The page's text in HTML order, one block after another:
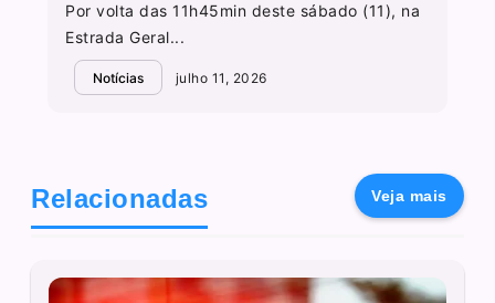
Por volta das 11h45min deste sábado (11), na
Estrada Geral...
Notícias julho 11, 2026
Relacionadas Veja mais